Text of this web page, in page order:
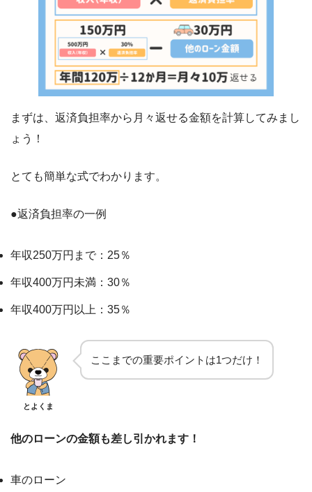
まずは、返済負担率から月々返せる金額を計算してみまし
ょう！
とても簡単な式でわかります。
●返済負担率の一例
年収250万円まで：25％
年収400万円未満：30％
年収400万円以上：35％
とよくま
ここまでの重要ポイントは1つだけ！
他のローンの金額も差し引かれます！
車のローン